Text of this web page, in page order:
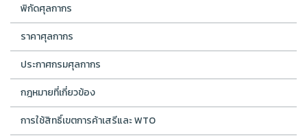
พิกัดศุลกากร
ราคาศุลกากร
ประกาศกรมศุลกากร
กฎหมายที่เกี่ยวข้อง
การใช้สิทธิ์เขตการค้าเสรีและ WTO